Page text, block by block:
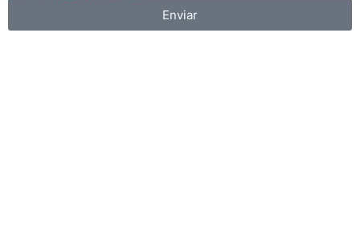
Enviar